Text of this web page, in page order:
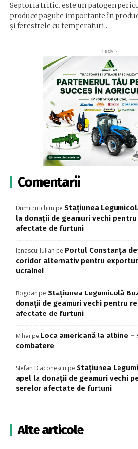
Septoria tritici este un patogen
produce pagube importante în
și ferestrele cu temperaturi...
‹ adv ›
Comentarii
Dumitru Ichim pe Stațiunea
la donații de geamuri vechi
afectate de furtuni
Ionascui Iulian pe Portul Constanța
coridor alternativ pentru
Ucrainei
Bogdan pe Stațiunea Legumicolă
donații de geamuri vechi pentru
afectate de furtuni
Mihai pe Loca americană la albine –
combatere
Stefan Diaconescu pe Stațiunea
apel la donații de geamuri vechi
serelor afectate de furtuni
Alte articole